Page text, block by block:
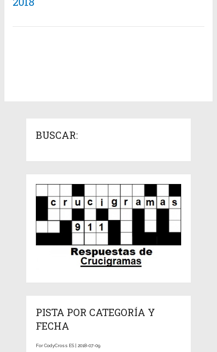
BUSCAR:
PISTA POR CATEGORÍA Y
FECHA
For CodyCross ES | 2018-07-09